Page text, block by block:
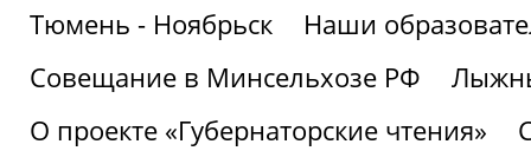
Тюмень - Ноябрьск
Наши
Совещание в Минсельхозе РФ
О проекте «Губернаторские чтения»